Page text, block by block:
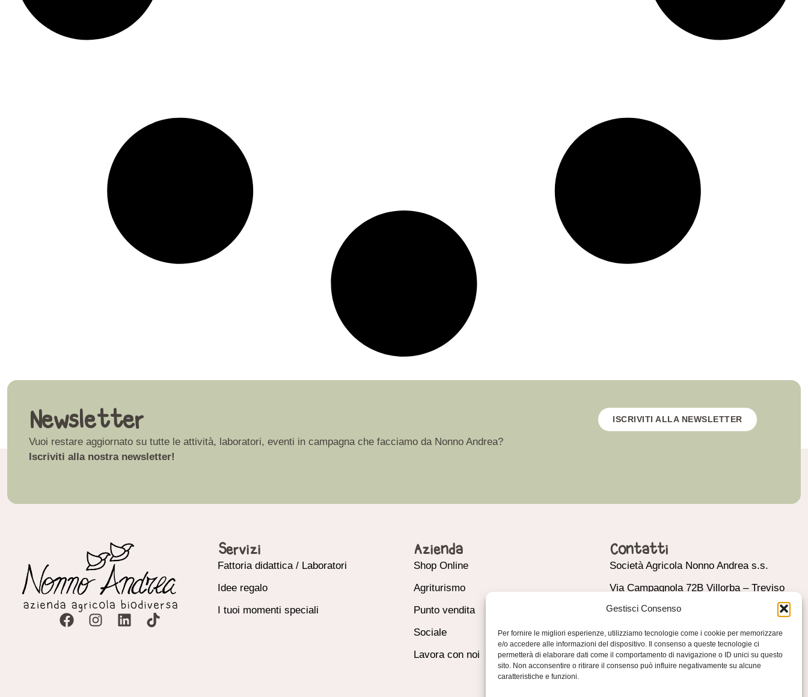
Gestisci Consenso
Per fornire le migliori esperienze, utilizziamo tecnologie come i cookie per memorizzare
e/o accedere alle informazioni del dispositivo. Il consenso a queste tecnologie ci
permetterà di elaborare dati come il comportamento di navigazione o ID unici su questo
sito. Non acconsentire o ritirare il consenso può influire negativamente su alcune
caratteristiche e funzioni.
Newsletter
Vuoi restare aggiornato su tutte le attività, laboratori, eventi in campagna che facciamo da Nonno Andrea?
Iscriviti alla nostra newsletter!
ISCRIVITI ALLA NEWSLETTER
Servizi
Fattoria didattica / Laboratori
Idee regalo
I tuoi momenti speciali
Azienda
Shop Online
Agriturismo
Punto vendita
Sociale
Lavora con noi
Contatti
Società Agricola Nonno Andrea s.s.
Via Campagnola 72B Villorba – Treviso
(Italy)
info@nonnoandrea.it
+39 0422 444670